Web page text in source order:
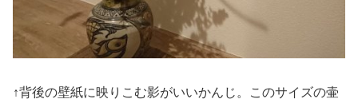
↑背後の壁紙に映りこむ影がいいかんじ。このサイズの壷